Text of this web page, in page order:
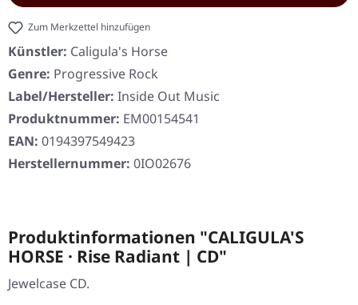
Zum Merkzettel hinzufügen
Künstler: Caligula's Horse
Genre: Progressive Rock
Label/Hersteller: Inside Out Music
Produktnummer: EM00154541
EAN: 0194397549423
Herstellernummer: 0IO02676
Produktinformationen "CALIGULA'S
HORSE · Rise Radiant | CD"
Jewelcase CD.